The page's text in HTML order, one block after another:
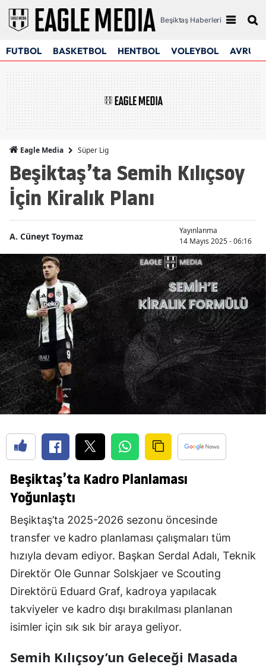
Beşiktaş Haberleri
FUTBOL BASKETBOL HENTBOL VOLEYBOL
Eagle Media Süper Lig
Beşiktaş’ta Semih Kılıçsoy
İçin Kiralık Planı
A. Cüneyt Toymaz
Yayınlanma
14 Mayıs 2025 - 06:16
Beşiktaş’ta Kadro Planlaması
Yoğunlaştı
Beşiktaş’ta 2025-2026 sezonu öncesinde
transfer ve kadro planlaması çalışmaları tüm
hızıyla devam ediyor. Başkan Serdal Adalı, Teknik
Direktör Ole Gunnar Solskjaer ve Scouting
Direktörü Eduard Graf, kadroya yapılacak
takviyeler ve kadro dışı bırakılması planlanan
isimler için sık sık bir araya geliyor.
Semih Kılıçsoy’un Geleceği Masada